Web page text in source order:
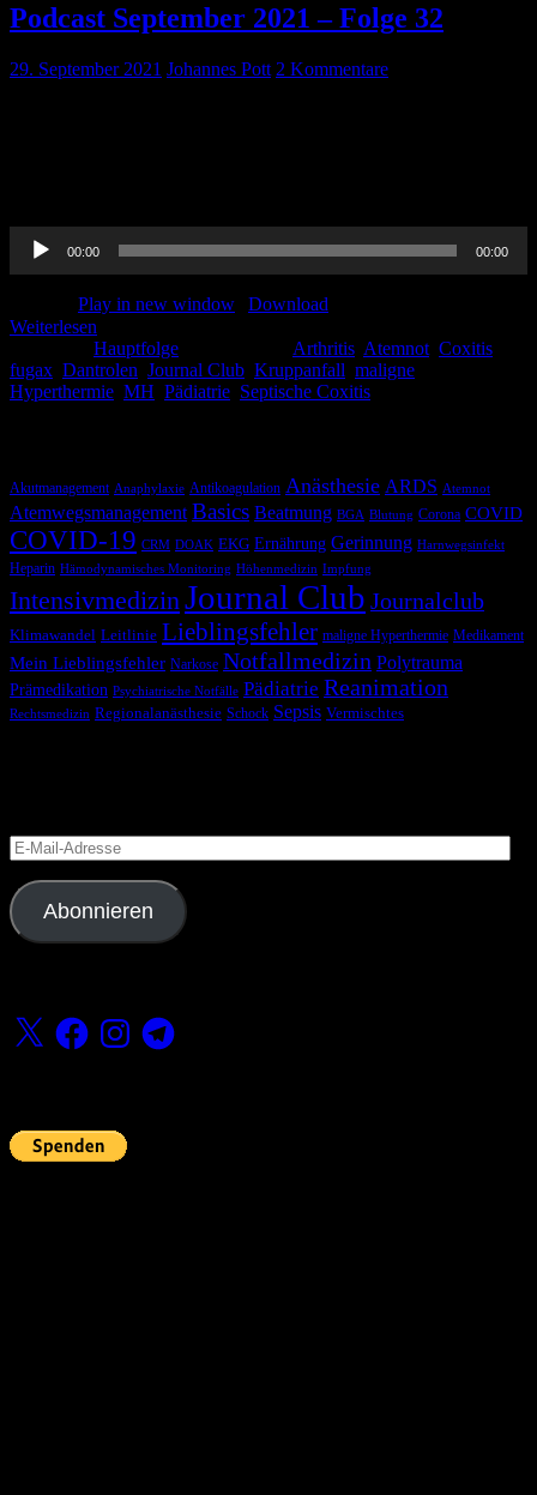
Podcast September 2021 – Folge 32
29. September 2021 Johannes Pott 2 Kommentare
Audio-
Player
00:00 00:00
Play in new window
Download
Weiterlesen
Hauptfolge Arthritis Atemnot Coxitis
fugax Dantrolen Journal Club Kruppanfall maligne
Hyperthermie MH Pädiatrie Septische Coxitis
Akutmanagement Anaphylaxie Antikoagulation Anästhesie ARDS Atemnot
Atemwegsmanagement Basics Beatmung BGA Blutung Corona COVID
COVID-19 CRM DOAK EKG Ernährung Gerinnung Harnwegsinfekt
Heparin Hämodynamisches Monitoring Höhenmedizin Impfung
IntensivmedizinJournal Club Journalclub
Klimawandel Leitlinie Lieblingsfehler maligne Hyperthermie Medikament
Mein Lieblingsfehler Narkose Notfallmedizin Polytrauma
Prämedikation Psychiatrische Notfälle Pädiatrie Reanimation
Rechtsmedizin Regionalanästhesie Schock Sepsis Vermischtes
E-
Mail-
Adresse
Abonnieren
X FacebookInstagramTelegram